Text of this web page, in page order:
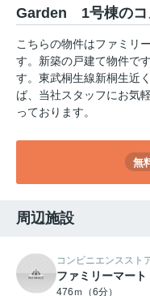
Garden 1号棟のコ
こちらの物件はファミリ
す。新築の戸建て物件で
す。東武桐生線新桐生近
ば、当社スタッフにお気
っております。
無
周辺施設
コンビニエンススト
ファミリーマー
476ｍ（6分）